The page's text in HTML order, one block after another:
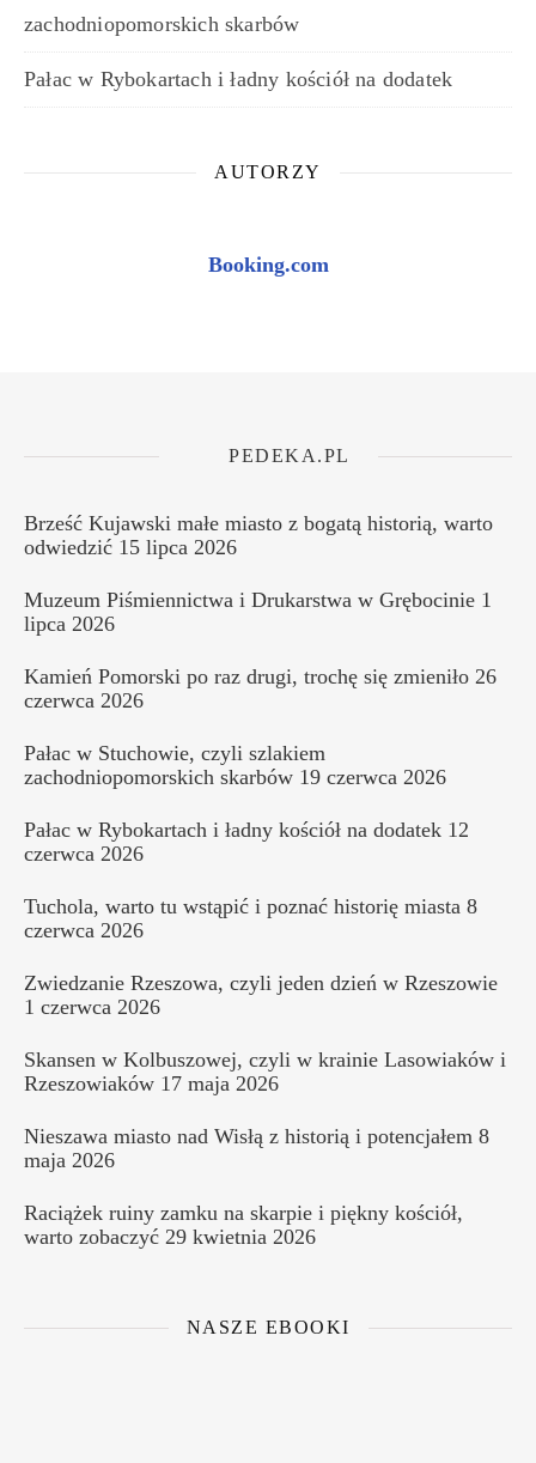
zachodniopomorskich skarbów
Pałac w Rybokartach i ładny kościół na dodatek
AUTORZY
Booking.com
PEDEKA.PL
Brześć Kujawski małe miasto z bogatą historią, warto
odwiedzić 15 lipca 2026
Muzeum Piśmiennictwa i Drukarstwa w Grębocinie 1
lipca 2026
Kamień Pomorski po raz drugi, trochę się zmieniło 26
czerwca 2026
Pałac w Stuchowie, czyli szlakiem
zachodniopomorskich skarbów 19 czerwca 2026
Pałac w Rybokartach i ładny kościół na dodatek 12
czerwca 2026
Tuchola, warto tu wstąpić i poznać historię miasta 8
czerwca 2026
Zwiedzanie Rzeszowa, czyli jeden dzień w Rzeszowie
1 czerwca 2026
Skansen w Kolbuszowej, czyli w krainie Lasowiaków i
Rzeszowiaków 17 maja 2026
Nieszawa miasto nad Wisłą z historią i potencjałem 8
maja 2026
Raciążek ruiny zamku na skarpie i piękny kościół,
warto zobaczyć 29 kwietnia 2026
NASZE EBOOKI